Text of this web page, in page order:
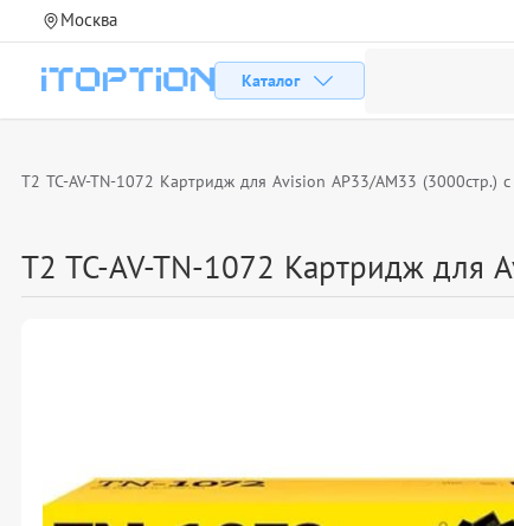
Москва
Каталог
T2 TC-AV-TN-1072 Картридж для Avision AP33/AM33 (3000стр.)
T2 TC-AV-TN-1072 Картридж для